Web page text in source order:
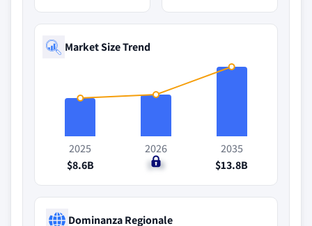
Market Size Trend
2025
$8.6B
2026
$9B
2035
$13.8B
Dominanza Regionale